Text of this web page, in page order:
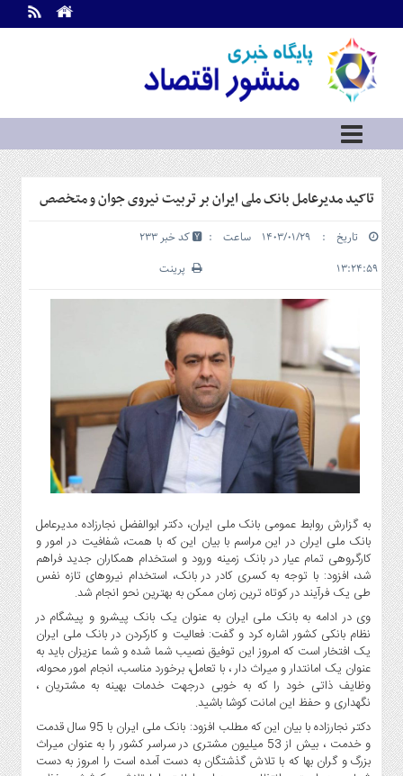
اطلاعات
تماس
ما
درباره
ما
سرویس
ها
بازار
سرمایه
و
بورس
و
شهری
گاز
و
پتروشیمی
صنعت
و
خودرو
استارت
آپ
و
فن
آوری
بانک
،
بیمه
و
ارز
دیجیتال
کشاورزی
تاکید مدیرعامل بانک ملی ایران بر تربیت نیروی جوان و متخصص
تاریخ : ۱۴۰۳/۰۱/۲۹ ساعت :
۱۳:۲۴:۵۹
کد خبر 233
پرینت
به گزارش روابط عمومی بانک ملی ایران، دکتر ابوالفضل نجارزاده مدیرعامل
بانک ملی ایران در این مراسم با بیان این که با همت، شفافیت در امور و
کارگروهی تمام عیار در بانک زمینه ورود و استخدام همکاران جدید فراهم
شد، افزود: با توجه به کسری کادر در بانک، استخدام نیروهای تازه نفس
طی یک فرآیند در کوتاه ترین زمان ممکن به بهترین نحو انجام شد.
وی در ادامه به بانک ملی ایران به عنوان یک بانک پیشرو و پیشگام در
نظام بانکی کشور اشاره کرد و گفت: فعالیت و کارکردن در بانک ملی ایران
یک افتخار است که امروز این توفیق نصیب شما شده و شما عزیزان باید به
عنوان یک امانتدار و میراث دار ، با تعامل، برخورد مناسب، انجام امور محوله،
وظایف ذاتی خود را که به خوبی درجهت خدمات بهینه به مشتریان ،
نگهداری و حفظ این امانت کوشا باشید.
دکتر نجارزاده با بیان این که مطلب افزود: بانک ملی ایران با 95 سال قدمت
و خدمت ، بیش از 53 میلیون مشتری در سراسر کشور را به عنوان میراث
بزرگ و گران بها که با تلاش گذشتگان به دست آمده است را امروز به دست